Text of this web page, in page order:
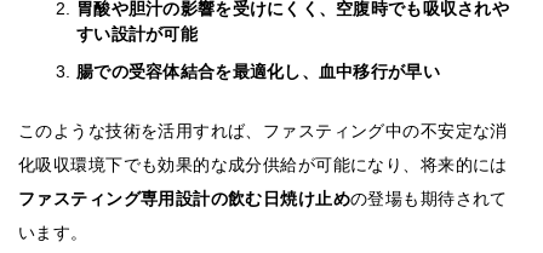
胃酸や胆汁の影響を受けにくく、空腹時でも吸収されや
すい設計が可能
腸での受容体結合を最適化し、血中移行が早い
このような技術を活用すれば、ファスティング中の不安定な消
化吸収環境下でも効果的な成分供給が可能になり、将来的には
ファスティング専用設計の飲む日焼け止めの登場も期待されて
います。